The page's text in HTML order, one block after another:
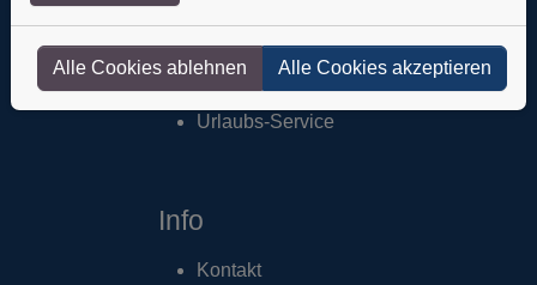
Service
Adressänderung
Urlaubs-Service
Info
Kontakt
Alle Cookies ablehnen Alle Cookies akzeptieren